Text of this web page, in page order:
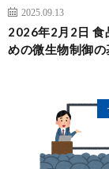
2025.09.13
2026年2月2日 食
めの微生物制御